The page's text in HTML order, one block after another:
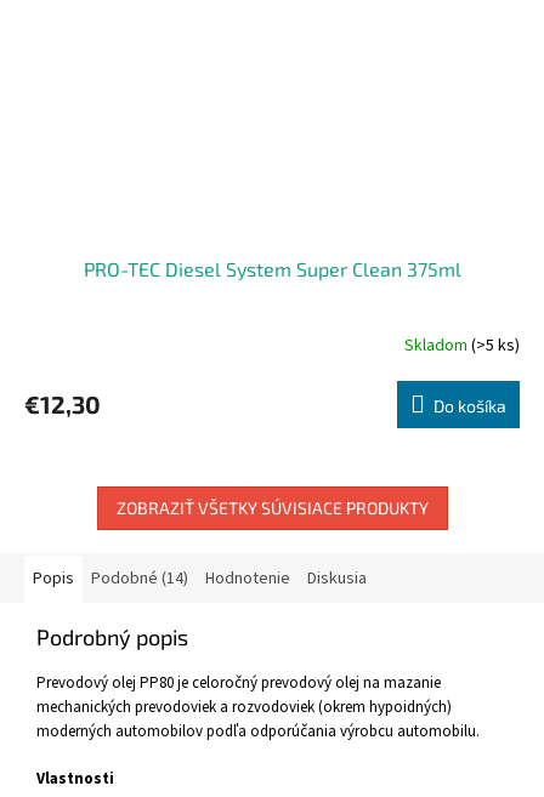
PRO-TEC Diesel System Super Clean 375ml
Skladom (>5 ks)
€12,30 Do košíka
ZOBRAZIŤ VŠETKY SÚVISIACE PRODUKTY
Popis Podobné (14) Hodnotenie Diskusia
Podrobný popis
Prevodový olej PP80 je celoročný prevodový olej na mazanie
mechanických prevodoviek a rozvodoviek (okrem hypoidných)
moderných automobilov podľa odporúčania výrobcu automobilu.
Vlastnosti